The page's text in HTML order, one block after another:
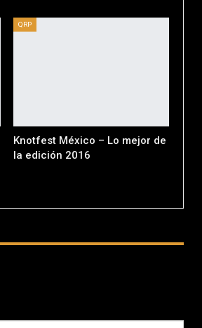
QRP
Knotfest México – Lo mejor de
la edición 2016